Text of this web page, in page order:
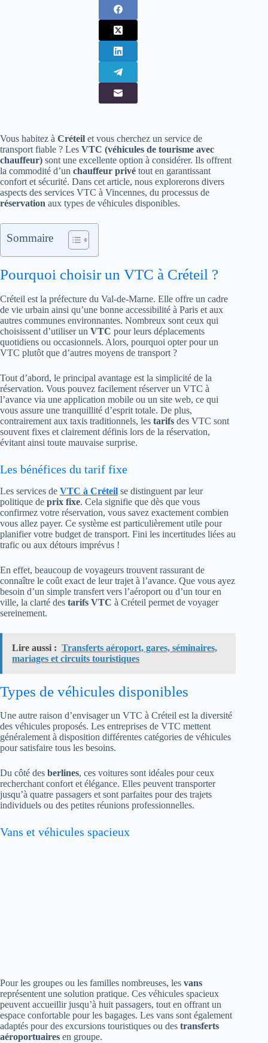
Vous habitez à Créteil et vous cherchez un service de
transport fiable ? Les VTC (véhicules de tourisme avec
chauffeur) sont une excellente option à considérer. Ils offrent
la commodité d’un chauffeur privé tout en garantissant
confort et sécurité. Dans cet article, nous explorerons divers
aspects des services VTC à Vincennes, du processus de
réservation aux types de véhicules disponibles.
Sommaire
Pourquoi choisir un VTC à Créteil ?
Créteil est la préfecture du Val-de-Marne. Elle offre un cadre
de vie urbain ainsi qu’une bonne accessibilité à Paris et aux
autres communes environnantes. Nombreux sont ceux qui
choisissent d’utiliser un VTC pour leurs déplacements
quotidiens ou occasionnels. Alors, pourquoi opter pour un
VTC plutôt que d’autres moyens de transport ?
Tout d’abord, le principal avantage est la simplicité de la
réservation. Vous pouvez facilement réserver un VTC à
l’avance via une application mobile ou un site web, ce qui
vous assure une tranquillité d’esprit totale. De plus,
contrairement aux taxis traditionnels, les tarifs des VTC sont
souvent fixes et clairement définis lors de la réservation,
évitant ainsi toute mauvaise surprise.
Les bénéfices du tarif fixe
Les services de VTC à Créteil se distinguent par leur
politique de prix fixe. Cela signifie que dès que vous
confirmez votre réservation, vous savez exactement combien
vous allez payer. Ce système est particulièrement utile pour
planifier votre budget de transport. Fini les incertitudes liées au
trafic ou aux détours imprévus !
En effet, beaucoup de voyageurs trouvent rassurant de
connaître le coût exact de leur trajet à l’avance. Que vous ayez
besoin d’un simple transfert vers l’aéroport ou d’un tour en
ville, la clarté des tarifs VTC à Créteil permet de voyager
sereinement.
Lire aussi : Transferts aéroport, gares, séminaires,
mariages et circuits touristiques
Types de véhicules disponibles
Une autre raison d’envisager un VTC à Créteil est la diversité
des véhicules proposés. Les entreprises de VTC mettent
généralement à disposition différentes catégories de véhicules
pour satisfaire tous les besoins.
Du côté des berlines, ces voitures sont idéales pour ceux
recherchant confort et élégance. Elles peuvent transporter
jusqu’à quatre passagers et sont parfaites pour des trajets
individuels ou des petites réunions professionnelles.
Vans et véhicules spacieux
Pour les groupes ou les familles nombreuses, les vans
représentent une solution pratique. Ces véhicules spacieux
peuvent accueillir jusqu’à huit passagers, tout en offrant un
espace confortable pour les bagages. Les vans sont également
adaptés pour des excursions touristiques ou des transferts
aéroportuaires en groupe.